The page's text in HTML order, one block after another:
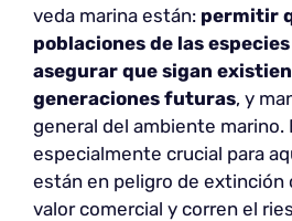
veda marina están: permitir
poblaciones de las
asegurar que sigan
generaciones futuras, y
general del ambiente marino.
especialmente crucial para
están en peligro de extinción
valor comercial y corren el